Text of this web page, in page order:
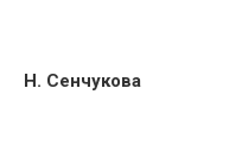
Н. Сенчукова